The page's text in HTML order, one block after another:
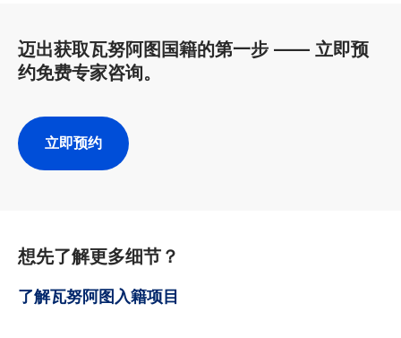
迈出获取瓦努阿图国籍的第一步 —— 立即预
约免费专家咨询。
立即预约
想先了解更多细节？
了解瓦努阿图入籍项目